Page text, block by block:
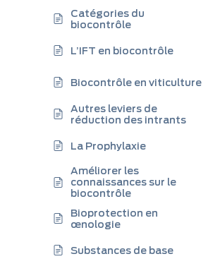
Catégories du
biocontrôle
L’IFT en biocontrôle
Biocontrôle en viticulture
Autres leviers de
réduction des intrants
La Prophylaxie
Améliorer les
connaissances sur le
biocontrôle
Bioprotection en
œnologie
Substances de base